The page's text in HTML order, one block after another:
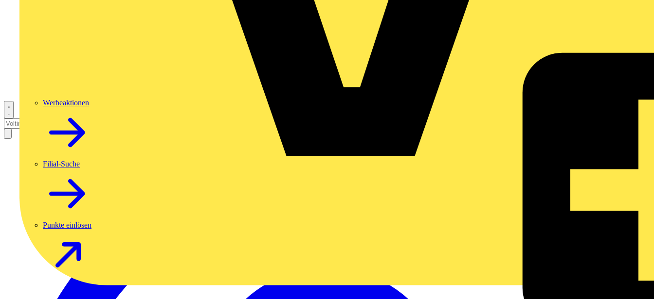
Werbeaktionen
Filial-Suche
Punkte einlösen